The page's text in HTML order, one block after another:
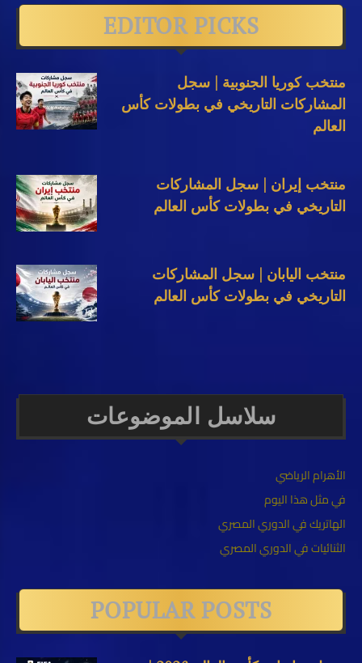
EDITOR PICKS
منتخب كوريا الجنوبية | سجل
المشاركات التاريخي في بطولات كأس
العالم
منتخب إيران | سجل المشاركات
التاريخي في بطولات كأس العالم
منتخب اليابان | سجل المشاركات
التاريخي في بطولات كأس العالم
سلاسل الموضوعات
الأهرام الرياضي
في مثل هذا اليوم
الهاتريك في الدوري المصري
الثنائيات في الدوري المصري
POPULAR POSTS